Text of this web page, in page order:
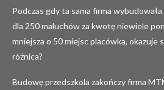
Podczas gdy ta sama firma
dla 250 maluchów za kwotę niewiele
mniejsza o 50 miejsc placówka, okazuje
różnica?
Budowę przedszkola zakończy firma